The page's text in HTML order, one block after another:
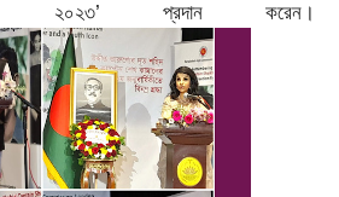
২০২৩’
প্রদান করেন ।